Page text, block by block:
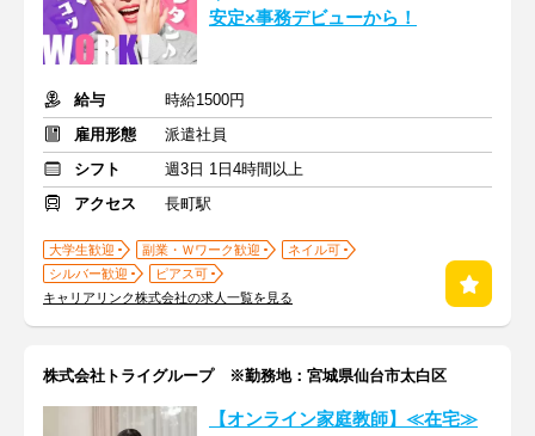
安定×事務デビューから！
給与
時給1500円
雇用形態
派遣社員
シフト
週3日 1日4時間以上
アクセス
長町駅
大学生歓迎 副業・Ｗワーク歓迎
ネイル可
シルバー歓迎
ピアス可
キャリアリンク株式会社の求人一覧を見る
株式会社トライグループ ※勤務地：宮城県仙台市太白区
【オンライン家庭教師】≪在宅≫